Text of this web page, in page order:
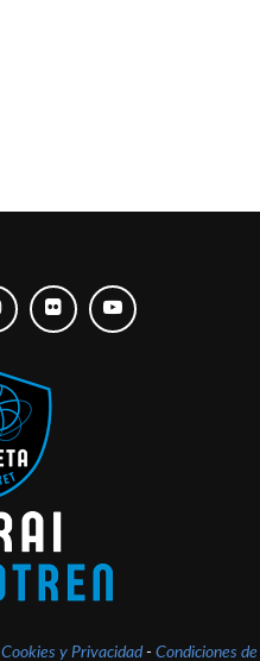
Cookies y Privacidad - Condiciones de